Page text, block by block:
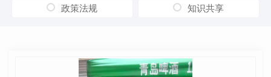
政策法规 知识共享